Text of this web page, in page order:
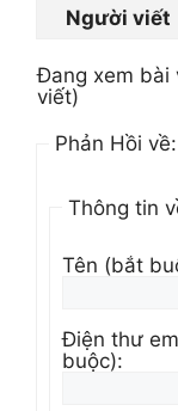
Người viết
Đang xem bài
viết)
Phản Hồi
Thông tin
Tên (bắt
Điện thư
buộc):